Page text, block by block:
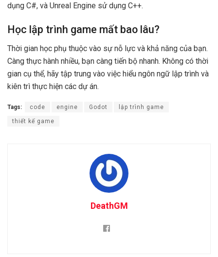
dụng C#, và Unreal Engine sử dụng C++.
Học lập trình game mất bao lâu?
Thời gian học phụ thuộc vào sự nỗ lực và khả năng của bạn.
Càng thực hành nhiều, bạn càng tiến bộ nhanh. Không có thời
gian cụ thể, hãy tập trung vào việc hiểu ngôn ngữ lập trình và
kiên trì thực hiện các dự án.
Tags: code engine Godot lập trình game
thiết kế game
DeathGM